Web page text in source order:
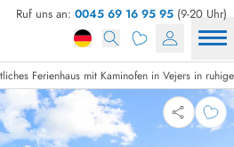
Ruf uns an: 0045 69 16 95 95 (9-20 Uhr)
Ferienhaus mit Kaminofen in Vejers in